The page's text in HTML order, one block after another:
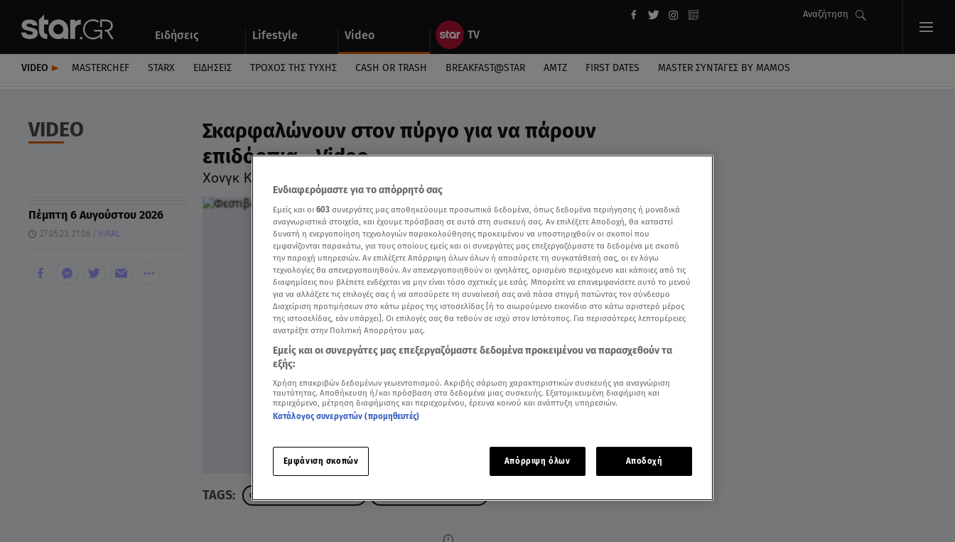
Ειδήσεις Lifestyle Video
Αναζήτηση
Αυτοκίνητο
VIDEO MASTERCHEF STARX ΕΙΔΉΣΕΙΣ ΤΡΟΧΌΣ ΤΗΣ ΤΎΧΗΣ CASH OR TRASH BREAKFAST@STAR ΑΜΤΖ FIRST DATES MASTER ΣΥΝΤΑΓΈΣ BY MAMOS
VIDEO
Σκαρφαλώνουν στον πύργο για να πάρουν
επιδόρπια - Video
Xονγκ Κονγκ: Επιστρέφει το πολύχρωμο φεστιβάλ
Πέμπτη 6 Αυγούστου 2026
27.05.23, 21:06 VIRAL
TAGS: ΦΕΣΤΙΒΑΛ ΧΟΝΓΚ ΚΟΝΓΚ
Ενδιαφερόμαστε για το απόρρητό σας
Εμείς και οι 603 συνεργάτες μας αποθηκεύουμε προσωπικά δεδομένα, όπως δεδομένα περιήγησης ή μοναδικά
αναγνωριστικά στοιχεία, και έχουμε πρόσβαση σε αυτά στη συσκευή σας. Αν επιλέξετε Αποδοχή, θα καταστεί
δυνατή η ενεργοποίηση τεχνολογιών παρακολούθησης προκειμένου να υποστηριχθούν οι σκοποί που
εμφανίζονται παρακάτω, για τους οποίους εμείς και οι συνεργάτες μας επεξεργαζόμαστε τα δεδομένα με σκοπό
την παροχή υπηρεσιών. Αν επιλέξετε Απόρριψη όλων όλων ή αποσύρετε τη συγκατάθεσή σας, οι εν λόγω
τεχνολογίες θα απενεργοποιηθούν. Αν απενεργοποιηθούν οι ιχνηλάτες, ορισμένο περιεχόμενο και κάποιες από τις
διαφημίσεις που βλέπετε ενδέχεται να μην είναι τόσο σχετικές με εσάς. Μπορείτε να επανεμφανίσετε αυτό το μενού
για να αλλάξετε τις επιλογές σας ή να αποσύρετε τη συναίνεσή σας ανά πάσα στιγμή πατώντας τον σύνδεσμο
Διαχείριση προτιμήσεων στο κάτω μέρος της ιστοσελίδας [ή το αιωρούμενο εικονίδιο στο κάτω αριστερό μέρος
της ιστοσελίδας, εάν υπάρχει]. Οι επιλογές σας θα τεθούν σε ισχύ στον Ιστότοπος. Για περισσότερες λεπτομέρειες
ανατρέξτε στην Πολιτική Απορρήτου μας.
Εμείς και οι συνεργάτες μας επεξεργαζόμαστε δεδομένα προκειμένου να παρασχεθούν τα
εξής:
Χρήση επακριβών δεδομένων γεωεντοπισμού. Ακριβής σάρωση χαρακτηριστικών συσκευής για αναγνώριση
ταυτότητας. Αποθήκευση ή/και πρόσβαση στα δεδομένα μιας συσκευής. Εξατομικευμένη διαφήμιση και
περιεχόμενο, μέτρηση διαφήμισης και περιεχομένου, έρευνα κοινού και ανάπτυξη υπηρεσιών.
Κατάλογος συνεργατών (προμηθευτές)
Εμφάνιση σκοπών Απόρριψη όλων Αποδοχή